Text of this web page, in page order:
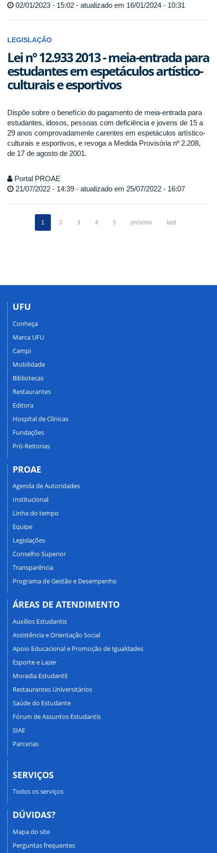
02/01/2023 - 15:02 - atualizado em 16/01/2024 - 10:31
LEGISLAÇÃO
Lei nº 12.933 2013 - meia-entrada para
estudantes em espetáculos artístico-
culturais e esportivos
Dispõe sobre o benefício do pagamento de meia-entrada para
estudantes, idosos, pessoas com deficiência e jovens de 15 a
29 anos comprovadamente carentes em espetáculos artístico-
culturais e esportivos, e revoga a Medida Provisória nº 2.208,
de 17 de agosto de 2001.
Portal PROAE
21/07/2022 - 14:39 - atualizado em 25/07/2022 - 16:07
1 2 3 4 5 próximo last
UFU
Conheça
Marca UFU
Campi
Mobilidade
Bibliotecas
Restaurantes
Editora
Hospital de Clínicas
Fundações
Pró-Reitorias
PROAE
Agenda de Autoridades
Institucional
Linha do tempo
Equipe
Legislações
Conselho Superior
Transparência
Programa de Gestão e Desempenho
ÁREAS DE ATENDIMENTO
Auxílios Estudantis
Assistência e Orientação Social
Apoio Educacional e Promoção de Igualdades
Esporte e Lazer
Moradia Estudantil
Restaurantes Universitários
Saúde do Estudante
Fórum de Assuntos Estudantis
SIAE
Parcerias
SERVIÇOS
Todos os serviços
DÚVIDAS?
Mapa do site
Perguntas frequentes